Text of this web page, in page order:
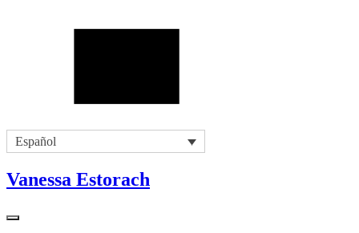
Español
Vanessa Estorach